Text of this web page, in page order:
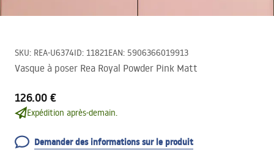
SKU: REA-U6374ID: 11821EAN: 5906366019913
Vasque à poser Rea Royal Powder Pink Matt
126.00 €
Expédition après-demain.
Demander des informations sur le produit